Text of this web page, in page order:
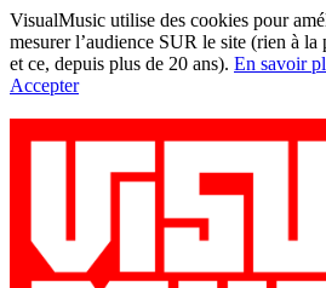
VisualMusic utilise des cookies pour
mesurer l’audience SUR le site (rien à la
et ce, depuis plus de 20 ans). En savoir
Accepter